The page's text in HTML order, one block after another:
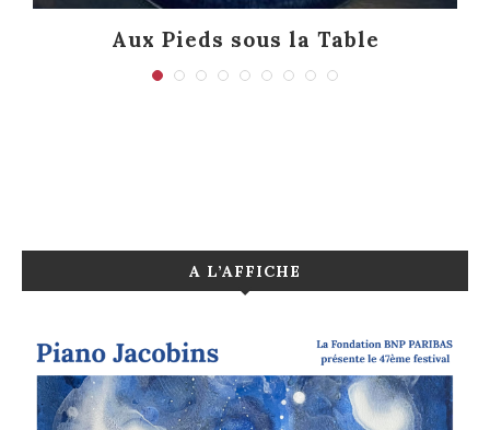
Aux Pieds sous la Table
A L’AFFICHE